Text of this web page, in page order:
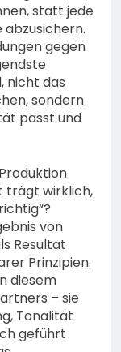
statt jede
abzusichern.
gegen
nicht das
sondern
passt und
trägt wirklich,
von
Resultat
Prinzipien.
diesem
– sie
Tonalität
geführt